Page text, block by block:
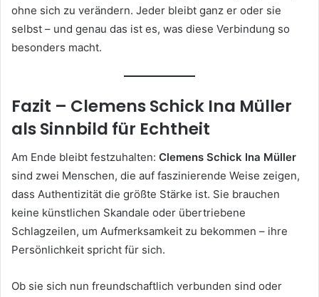
ohne sich zu verändern. Jeder bleibt ganz er oder sie
selbst – und genau das ist es, was diese Verbindung so
besonders macht.
Fazit – Clemens Schick Ina Müller
als Sinnbild für Echtheit
Am Ende bleibt festzuhalten: Clemens Schick Ina Müller
sind zwei Menschen, die auf faszinierende Weise zeigen,
dass Authentizität die größte Stärke ist. Sie brauchen
keine künstlichen Skandale oder übertriebene
Schlagzeilen, um Aufmerksamkeit zu bekommen – ihre
Persönlichkeit spricht für sich.
Ob sie sich nun freundschaftlich verbunden sind oder